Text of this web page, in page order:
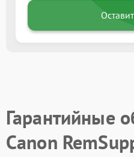
Гарантийные
Canon